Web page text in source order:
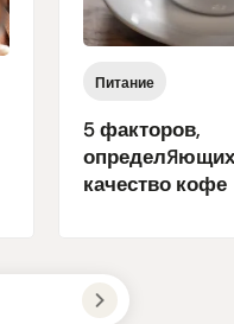
Питание
5 факторов,
качество кофе